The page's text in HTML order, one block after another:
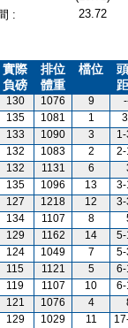
:
23.72
實際
負磅
排位
體重
檔位
130 1076 9
135
1081 1
133
1090 3
132
1083 2 2-
132
1131 6
135
1096 13 3-
127
1218 12 3-
134
1107 8
129
1162 14 5-
124
1049 7 5-
115
1121 5 6-
119
1107 10 6-
121
1076 4
129
1029 11